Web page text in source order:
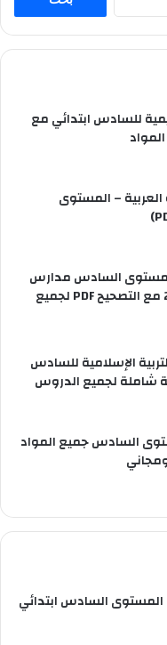
:
للسادس ابتدائي مع
– المستوى
السادس مدارس
الريادة 2024-2025 مع التصحيح PDF لجميع
الإسلامية للسادس
السادس جميع المواد
المستوى السادس ابتدائي